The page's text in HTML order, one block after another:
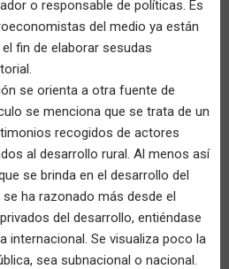
o responsable de políticas. Es
del medio ya están
fin de elaborar sesudas
se orienta a otra fuente de
se menciona que se trata de un
recogidos de actores
al desarrollo rural. Al menos así
se brinda en el desarrollo del
ha razonado más desde el
del desarrollo, entiéndase
internacional. Se visualiza poco la
sea subnacional o nacional.